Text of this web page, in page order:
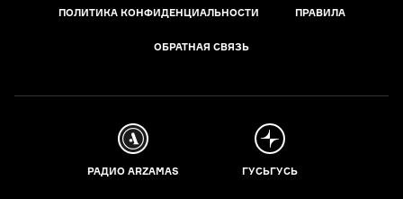
ПОЛИТИКА КОНФИДЕНЦИАЛЬНОСТИ ПРАВИЛА
ОБРАТНАЯ СВЯЗЬ
РАДИО ARZAMAS ГУСЬГУСЬ